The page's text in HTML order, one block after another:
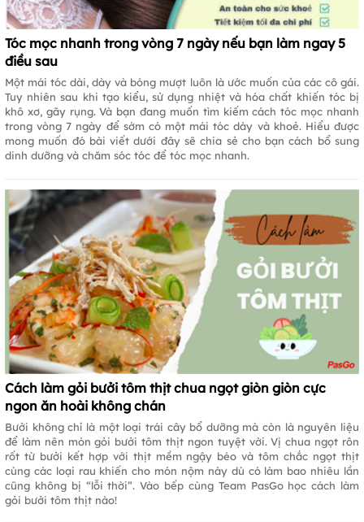
Tóc mọc nhanh trong vòng 7 ngày nếu bạn làm ngay 5
điều sau
Một mái tóc dài, dày và bóng mượt luôn là ước muốn của các cô gái.
Tuy nhiên sau khi tạo kiểu, sử dụng nhiệt và hóa chất khiến tóc bị
khô xơ, gãy rụng. Và bạn đang muốn tìm kiếm cách tóc mọc nhanh
trong vòng 7 ngày để sớm có một mái tóc dày và khoẻ. Hiểu được
mong muốn đó bài viết dưới đây sẽ chia sẻ cho bạn cách bổ sung
dinh dưỡng và chăm sóc tóc để tóc mọc nhanh.
Cách làm gỏi bưởi tôm thịt chua ngọt giòn giòn cực
ngon ăn hoài không chán
Bưởi không chỉ là một loại trái cây bổ dưỡng mà còn là nguyên liệu
để làm nên món gỏi bưởi tôm thịt ngon tuyệt vời. Vị chua ngọt rôn
rốt từ bưởi kết hợp với thịt mềm ngậy béo và tôm chắc ngọt thịt
cùng các loại rau khiến cho món nộm này dù có làm bao nhiêu lần
cũng không bị “lỗi thời”. Vào bếp cùng Team PasGo học cách làm
gỏi bưởi tôm thịt nào!